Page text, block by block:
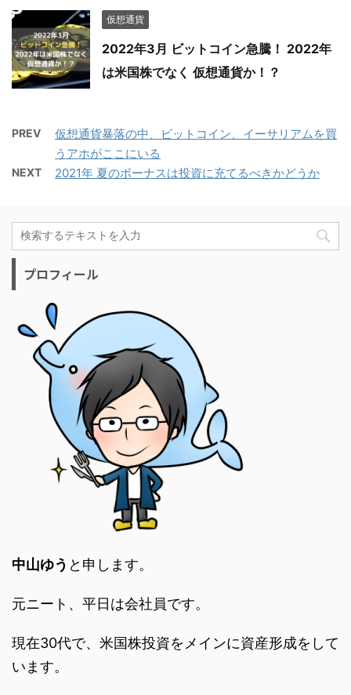
仮想通貨
2022年3月 ビットコイン急騰！ 2022年
は米国株でなく 仮想通貨か！？
PREV
仮想通貨暴落の中、ビットコイン、イーサリアムを買
うアホがここにいる
NEXT 2021年 夏のボーナスは投資に充てるべきかどうか
プロフィール
中山ゆう と申します。
元ニート、平日は会社員です。
現在30代で、米国株投資をメインに資産形成をして
います。